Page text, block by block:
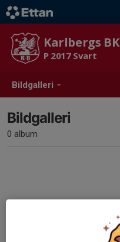
Bildgalleri
Karlbergs BK
P 2017 Svart
Bildgalleri
0 album